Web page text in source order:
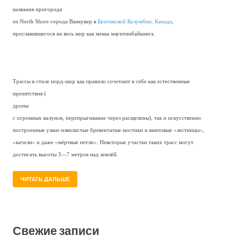
названия пригорода
en:North Shore города Ванкувер в Британской Колумбии, Канада
прославившегося на весь мир как мекка маунтинбайкинга.
Трассы в стиле норд-шор как правило сочетают в себе как естественные
препятствия (
дропы
с огромных валунов, перепрыгивание через расщелины), так и искусственно
построенные узкие извилистые бревенчатые мостики и винтовые «лестницы»,
«качели» и даже «мёртвые петли». Некоторые участки таких трасс могут
достигать высоты 3—7 метров над землёй.
ЧИТАТЬ ДАЛЬШЕ
Свежие записи